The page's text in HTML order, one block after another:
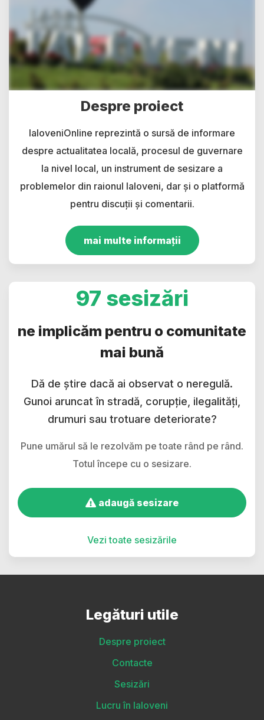
Despre proiect
IaloveniOnline reprezintă o sursă de informare
despre actualitatea locală, procesul de guvernare
la nivel local, un instrument de sesizare a
problemelor din raionul Ialoveni, dar și o platformă
pentru discuții și comentarii.
mai multe informații
97 sesizări
ne implicăm pentru o comunitate
mai bună
Dă de știre dacă ai observat o neregulă.
Gunoi aruncat în stradă, corupție, ilegalități,
drumuri sau trotuare deteriorate?
Pune umărul să le rezolvăm pe toate rând pe rând.
Totul începe cu o sesizare.
adaugă sesizare
Vezi toate sesizările
Legături utile
Despre proiect
Contacte
Sesizări
Lucru în Ialoveni